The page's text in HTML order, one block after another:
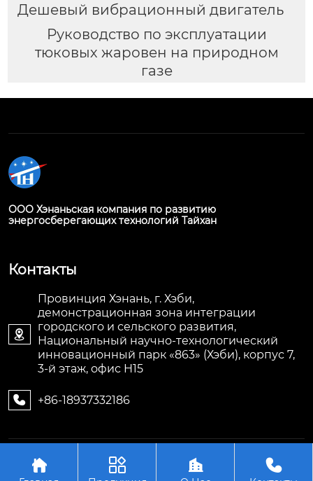
Дешевый вибрационный двигатель
Руководство по эксплуатации
тюковых жаровен на природном
газе
ООО Хэнаньская компания по развитию
энергосберегающих технологий Тайхан
Контакты

Провинция Хэнань, г. Хэби,
демонстрационная зона интеграции
городского и сельского развития,
Национальный научно-технологический
инновационный парк «863» (Хэби), корпус 7,
3-й этаж, офис H15
 +86-18937332186
Авторское право©ООО Хэнаньская компания по
развитию энергосберегающих технологий Тайхан
   